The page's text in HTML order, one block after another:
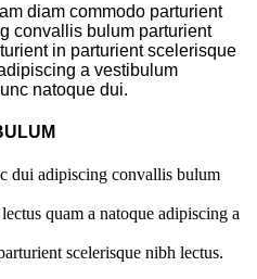
diam commodo parturient
convallis bulum parturient
in parturient scelerisque
a vestibulum
natoque dui.
dui adipiscing convallis bulum
quam a natoque adipiscing a
scelerisque nibh lectus.